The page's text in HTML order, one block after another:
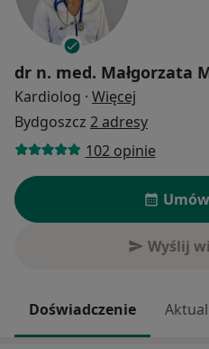
dr n. med. Małgorzata
Kardiolog · Więcej
Bydgoszcz 2 adresy
102 opinie
Wyślij
Doświadczenie